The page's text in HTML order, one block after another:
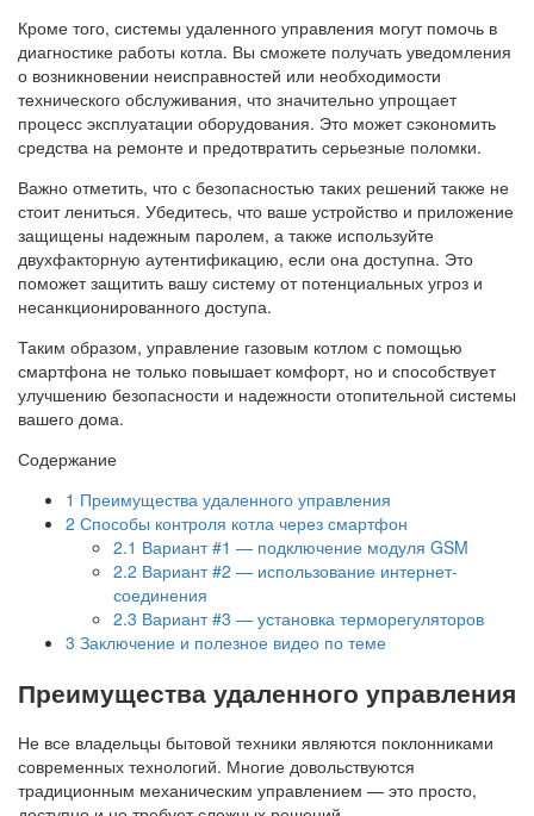
Кроме того, системы удаленного управления могут помочь в
диагностике работы котла. Вы сможете получать уведомления
о возникновении неисправностей или необходимости
технического обслуживания, что значительно упрощает
процесс эксплуатации оборудования. Это может сэкономить
средства на ремонте и предотвратить серьезные поломки.
Важно отметить, что с безопасностью таких решений также не
стоит лениться. Убедитесь, что ваше устройство и приложение
защищены надежным паролем, а также используйте
двухфакторную аутентификацию, если она доступна. Это
поможет защитить вашу систему от потенциальных угроз и
несанкционированного доступа.
Таким образом, управление газовым котлом с помощью
смартфона не только повышает комфорт, но и способствует
улучшению безопасности и надежности отопительной системы
вашего дома.
Содержание
1 Преимущества удаленного управления
2 Способы контроля котла через смартфон
2.1 Вариант #1 — подключение модуля GSM
2.2 Вариант #2 — использование интернет-
соединения
2.3 Вариант #3 — установка терморегуляторов
3 Заключение и полезное видео по теме
Преимущества удаленного управления
Не все владельцы бытовой техники являются поклонниками
современных технологий. Многие довольствуются
традиционным механическим управлением — это просто,